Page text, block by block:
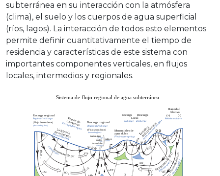
subterránea en su interacción con la atmósfera
(clima), el suelo y los cuerpos de agua superficial
(ríos, lagos). La interacción de todos esto elementos
permite definir cuantitativamente el tiempo de
residencia y características de este sistema con
importantes componentes verticales, en flujos
locales, intermedios y regionales.